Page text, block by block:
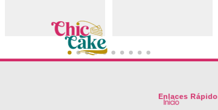
Enlaces
Inicio